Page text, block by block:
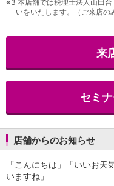
イオン銀行PayB
イオングループアプリ
支払・入金TOP
AEON Pay
自動入金サービス
スマホ決済アプリ
サービス
Myステージ
※3 本店舗では税理士法人山田
いをいたします。（ご来店の
来
セミ
店舗からのお知らせ
「こんにちは」「いいお
いますね」